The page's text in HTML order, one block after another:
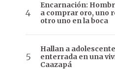
Encarnación:
a comprar oro, uno
otro uno en la boca
Hallan a
enterrada en una
Caazapá